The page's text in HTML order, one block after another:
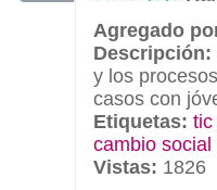
Agregado
Descripción:
y los
casos con
Etiquetas: tic
cambio social
Vistas: 1826